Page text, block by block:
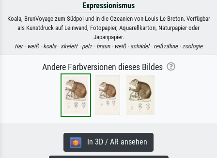
Expressionismus
Koala, BrunVoyage zum Südpol und in die Ozeanien von Louis Le Breton. Verfügbar
als Kunstdruck auf Leinwand, Fotopapier, Aquarellkarton, Naturpapier oder
Japanpapier.
tier · weiß · koala · skelett · pelz · braun · weiß · schädel · reißzähne ·zoologie
Andere Farbversionen dieses Bildes
In 3D / AR ansehen